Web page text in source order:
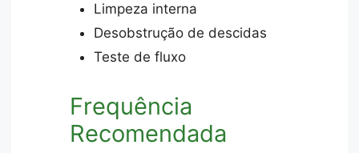
Limpeza interna
Desobstrução de descidas
Teste de fluxo
Frequência
Recomendada